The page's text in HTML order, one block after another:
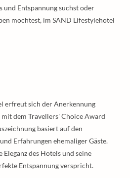
und Entspannung suchst oder
möchtest, im SAND Lifestylehotel
erfreut sich der Anerkennung
dem Travellers' Choice Award
basiert auf den
Erfahrungen ehemaliger Gäste.
des Hotels und seine
Entspannung verspricht.